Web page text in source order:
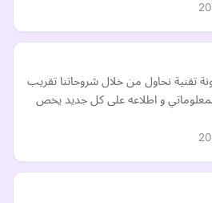
تقنية نحاول من خلال شروحاتنا تقريب
و اطلاعه على كل جديد يخص